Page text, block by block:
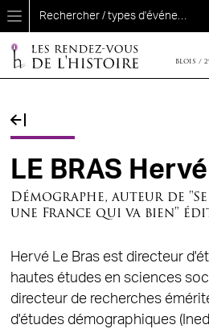
Aller au contenu principal
BLOIS /
LE BRAS Hervé
Démographe, auteur de
une France qui va bien"
Hervé Le Bras est directeur
hautes études en sciences
directeur de recherches
d'études démographiques